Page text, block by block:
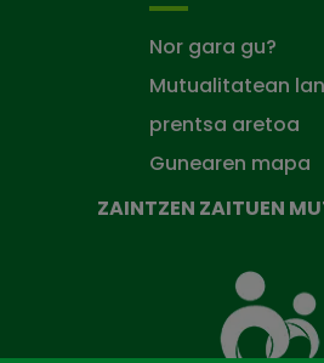
Nor gara gu?
Mutualitatean
prentsa aretoa
Gunearen mapa
ZAINTZEN ZAITUEN
zaituen
Mutua